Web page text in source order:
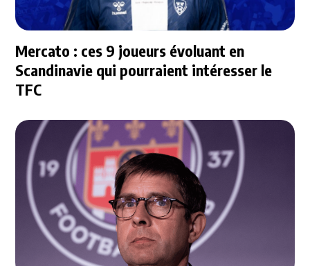
Mercato : ces 9 joueurs évoluant en
Scandinavie qui pourraient intéresser le
TFC